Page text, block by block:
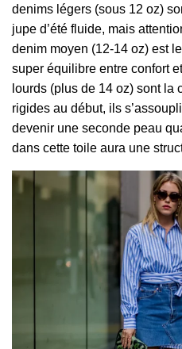
denims légers (sous 12 oz)
jupe d’été fluide, mais
denim moyen (12-14 oz) est
super équilibre entre confort
lourds (plus de 14 oz) sont la
rigides au début, ils
devenir une seconde peau
dans cette toile aura une